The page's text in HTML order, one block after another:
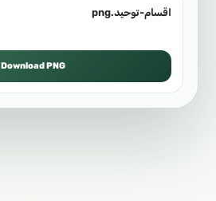
اقسام-توحيد.png
Download PNG